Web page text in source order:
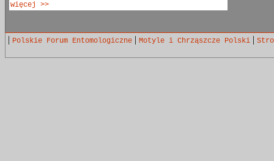
więcej >>
| Polskie Forum Entomologiczne | Motyle i Chrząszcze Polski |